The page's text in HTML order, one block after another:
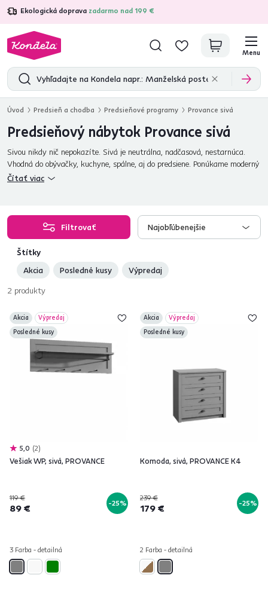
Ekologická doprava zadarmo nad 199 €
4,7 31 157overených produktových recenzií
Menu
Úvod Predsieň a chodba Predsieňové programy Provance sivá
Predsieňový nábytok Provance sivá
Sivou nikdy nič nepokazíte. Sivá je neutrálna, nadčasová, nestarnúca.
Vhodná do obývačky, kuchyne, spálne, aj do predsiene. Ponúkame moderný
predsieňový nábytok v provensálskom štýle s príznačným názvom
Čítať viac
Filtrovať Najobľúbenejšie
Štítky
Akcia
Posledné kusy
Výpredaj
2 produkty
Akcia
Výpredaj
Posledné kusy
5,0 2
Vešiak WP, sivá, PROVANCE
119 €
89 € -25%
3 Farba - detailná
Akcia
Výpredaj
Posledné kusy
Komoda, sivá, PROVANCE K4
239 €
179 € -25%
2 Farba - detailná